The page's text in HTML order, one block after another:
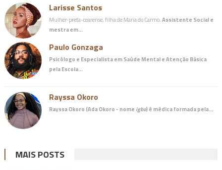
Larisse Santos
Mulher-preta-cearense, filha de Maria do Carmo.Assistente Social e
mestra em…
Paulo Gonzaga
Psicólogo e Especialista em Saúde Mental e Atenção Básica
pela Escola…
Rayssa Okoro
Rayssa Okoro (Ada Okoro - nome igbo) é médicaformada pela…
MAIS POSTS